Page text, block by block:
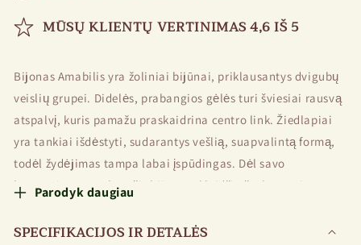
MŪSŲ KLIENTŲ VERTINIMAS 4,6 IŠ 5
Bijonas Amabilis yra žoliniai bijūnai, priklausantys dvigubų
veislių grupei. Didelės, prabangios gėlės turi šviesiai rausvą
atspalvį, kuris pamažu praskaidrina centro link. Žiedlapiai
yra tankiai išdėstyti, sudarantys vešlią, suapvalintą formą,
todėl žydėjimas tampa labai įspūdingas. Dėl savo
harmoningos spalvos šis bijūnas skleidžia švelnumą ir
gerai sulaiko dideles gėles, nesulenkdamas jų svorio.
Parodyk daugiau
SPECIFIKACIJOS IR DETALĖS